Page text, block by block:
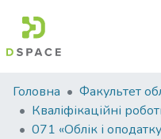
Фонди
та
зібрання
Головна